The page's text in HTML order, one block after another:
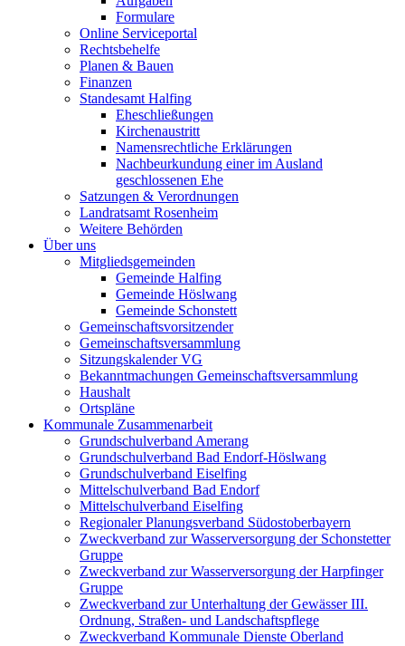
Formulare
Online Serviceportal
Rechtsbehelfe
Planen & Bauen
Finanzen
Standesamt Halfing
Eheschließungen
Kirchenaustritt
Namensrechtliche Erklärungen
Nachbeurkundung einer im Ausland
geschlossenen Ehe
Satzungen & Verordnungen
Landratsamt Rosenheim
Weitere Behörden
Über uns
Mitgliedsgemeinden
Gemeinde Halfing
Gemeinde Höslwang
Gemeinde Schonstett
Gemeinschaftsvorsitzender
Gemeinschaftsversammlung
Sitzungskalender VG
Bekanntmachungen Gemeinschaftsversammlung
Haushalt
Ortspläne
Kommunale Zusammenarbeit
Grundschulverband Amerang
Grundschulverband Bad Endorf-Höslwang
Grundschulverband Eiselfing
Mittelschulverband Bad Endorf
Mittelschulverband Eiselfing
Regionaler Planungsverband Südostoberbayern
Zweckverband zur Wasserversorgung der Schonstetter
Gruppe
Zweckverband zur Wasserversorgung der Harpfinger
Gruppe
Zweckverband zur Unterhaltung der Gewässer III.
Ordnung, Straßen- und Landschaftspflege
Zweckverband Kommunale Dienste Oberland